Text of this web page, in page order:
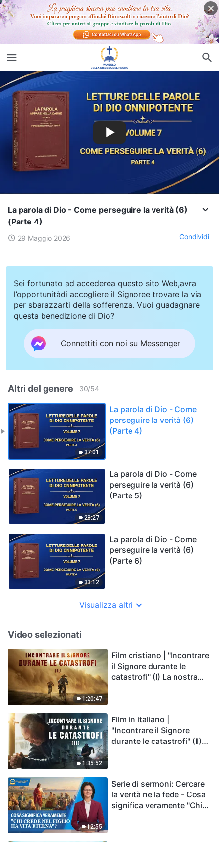
La parola di Dio - Come perseguire la verità (6)
(Parte 4)
29 Maggio 2026 Condividi
Sei fortunato ad accederea questo sito Web,avrai
l’opportunitàdi accogliere il Signoree trovare la via
per sbarazzarti della sofferenza. Vuoi guadagnare
questa benedizione di Dio?
Connettiti con noi su Messenger
Altri del genere 30/54
37:01
La parola di Dio - Come
perseguire la verità (6)
(Parte 4)
28:27
La parola di Dio - Come
perseguire la verità (6)
(Parte 5)
33:12
La parola di Dio - Come
perseguire la verità (6)
(Parte 6)
Visualizza altri
Video selezionati
1:20:47
Film cristiano | "Incontrare
il Signore durante le
catastrofi" (I) La nostra
1:35:52
Film in italiano |
"Incontrare il Signore
durante le catastrofi" (II)
Regno di Dio?
12:55
Serie di sermoni: Cercare
la verità nella fede - Cosa
significa veramente "Chi